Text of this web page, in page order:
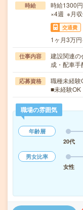
時給
時給1300
×4週 ※月収
交通費
1ヶ月3万
仕事内容
建設関連の
成・配車
応募資格
職種未経験
■未経験OK
職場の雰囲気
年齢層
20代
男女比率
女性